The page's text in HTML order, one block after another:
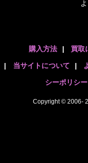
購入方法 | 買取
| 当サイトについて |
シーポリシー
Copyright © 2006-